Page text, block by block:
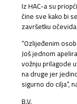
Iz HAC-a su
čine sve kako bi
završetku očevida.
“Ozlijeđenim
Još jednom
vožnju prilagode
na druge jer
sigurno do cilja”,
B.V.